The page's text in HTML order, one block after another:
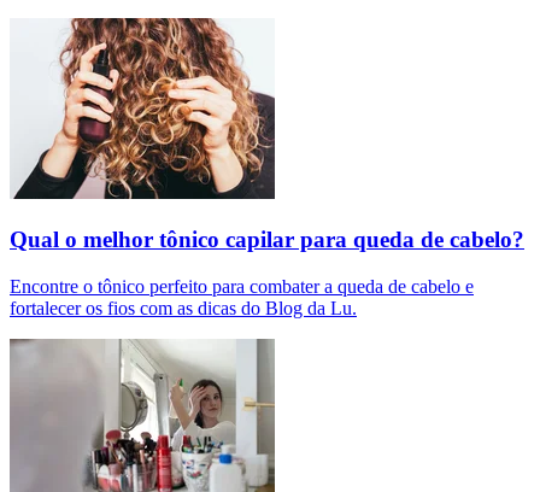
Qual o melhor tônico capilar para queda de cabelo?
Encontre o tônico perfeito para combater a queda de cabelo e
fortalecer os fios com as dicas do Blog da Lu.